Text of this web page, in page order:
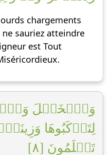
chargements
sauriez atteindre
est Tout
وَٱلۡخَيۡلَ
لِتَرۡكَبُوهَا
تَعۡلَمُونَ [٨]